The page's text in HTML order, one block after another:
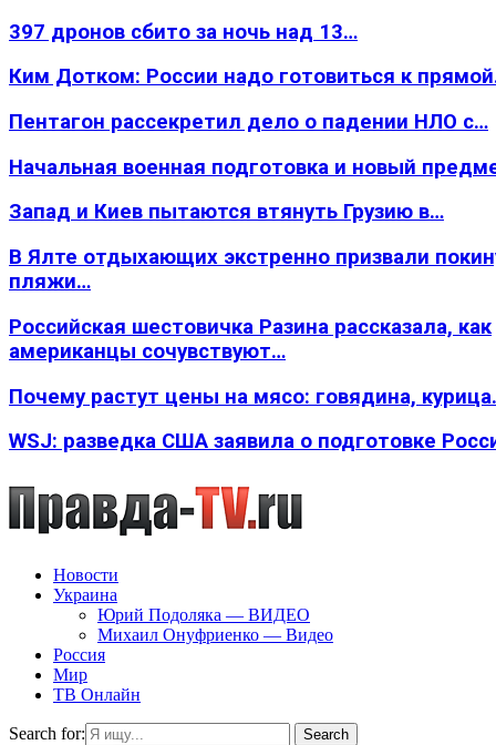
397 дронов сбито за ночь над 13…
Ким Дотком: России надо готовиться к
Пентагон рассекретил дело о падении НЛО с…
Начальная военная подготовка и новый
Запад и Киев пытаются втянуть Грузию в…
В Ялте отдыхающих экстренно призвали
пляжи…
Российская шестовичка Разина рассказала, как
американцы сочувствуют…
Почему растут цены на мясо: говядина,
WSJ: разведка США заявила о подготовке
Новости
Украина
Юрий Подоляка — ВИДЕО
Михаил Онуфриенко — Видео
Россия
Мир
ТВ Онлайн
Search for:
Search